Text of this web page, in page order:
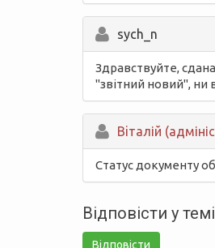
sych_n
Здравствуйте,
"звітний новий", ни
Вiталій
Статус документу
Відповісти у темі
Відповісти